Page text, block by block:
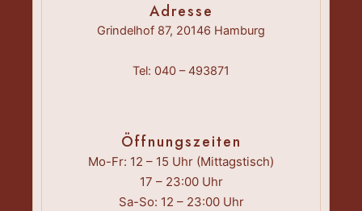
Adresse
Grindelhof 87, 20146 Hamburg
Tel: 040 – 493871
Öffnungszeiten
Mo-Fr: 12 – 15 Uhr (Mittagstisch)
17 – 23:00 Uhr
Sa-So: 12 – 23:00 Uhr